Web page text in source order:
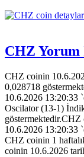
CHZ Yorum
CHZ coinin
0,028718
10.6.2026 13:20:33
Oscilator (13-1)
10.6.2026 13:20:33
CHZ coinin 1
coinin 10.6.2026